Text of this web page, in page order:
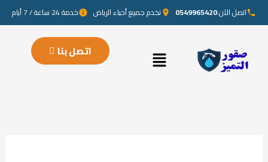
تخطي
إلى
اتصل الآن:0549965420 نخدم جميع أحياء الرياض خدمة 24 ساعة / 7 أيام
Menu اتصل بنا